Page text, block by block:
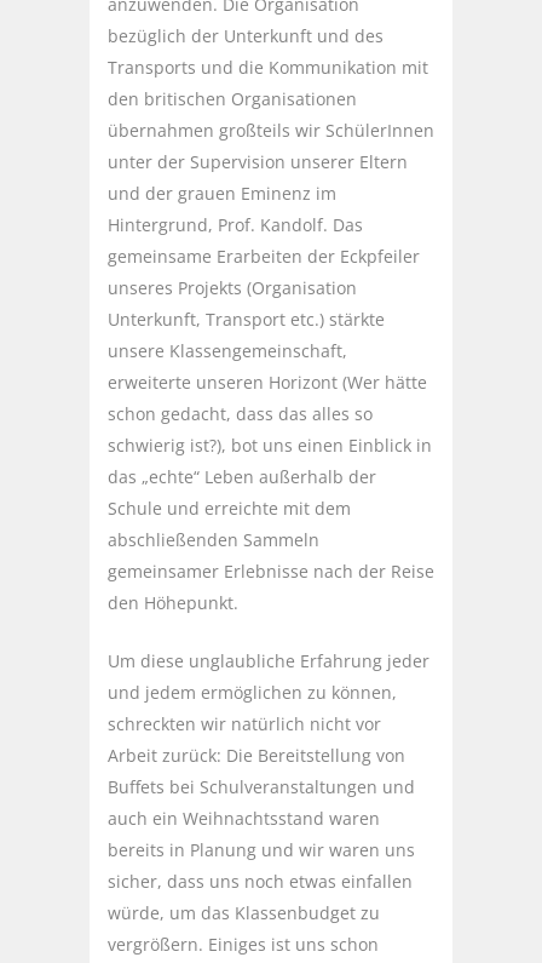
bezüglich der Unterkunft und des
Transports und die Kommunikation mit
den britischen Organisationen
übernahmen großteils wir SchülerInnen
unter der Supervision unserer Eltern
und der grauen Eminenz im
Hintergrund, Prof. Kandolf. Das
gemeinsame Erarbeiten der Eckpfeiler
unseres Projekts (Organisation
Unterkunft, Transport etc.) stärkte
unsere Klassengemeinschaft,
erweiterte unseren Horizont (Wer hätte
schon gedacht, dass das alles so
schwierig ist?), bot uns einen Einblick in
das „echte“ Leben außerhalb der
Schule und erreichte mit dem
abschließenden Sammeln
gemeinsamer Erlebnisse nach der Reise
den Höhepunkt.
Um diese unglaubliche Erfahrung jeder
und jedem ermöglichen zu können,
schreckten wir natürlich nicht vor
Arbeit zurück: Die Bereitstellung von
Buffets bei Schulveranstaltungen und
auch ein Weihnachtsstand waren
bereits in Planung und wir waren uns
sicher, dass uns noch etwas einfallen
würde, um das Klassenbudget zu
vergrößern. Einiges ist uns schon